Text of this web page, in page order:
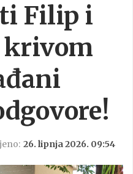
Filip i
krivom
26. lipnja 2026. 09:54